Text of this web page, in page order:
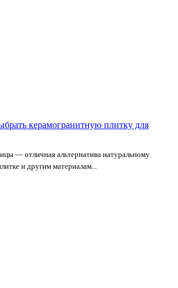
керамогранитную плитку для
— отличная альтернатива натуральному
и другим материалам...